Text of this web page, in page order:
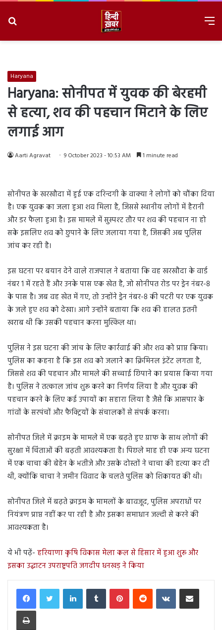
Haryana
Haryana: सोनीपत में युवक की बेरहमी
से हत्या, शव की पहचान मिटाने के लिए
लगाई आग
Aarti Agravat 9 October 2023 - 10:53 AM 1 minute read
सोनीपत के खरखौदा में हुई एक दरिन्दगी के वाक्या ने लोगों को चौंका दिया
है। एक युवक का जला हुआ शव मिला है, जिससे स्थानीय लोगों में हैरानी
और डर फैला हुआ है। इस मामले में सुस्पश्ट तौर पर शव की पहचान ना हो
सके इसलिए शव को छुपाने के लिए जलाया गया है, जिसकी अब पुलिस
जांच कर रही है।
इस घटना पर बयान देने वाले राजपाल ने बताया कि वह खरखौदा के वार्ड
नंबर 1 में रहते हैं और उनके पास एक खेत है, जो सोनीपत रोड पर ड्रेन नंबर-8
के पास है। जब वह खेत में गए, तो उन्होंने ड्रेन नंबर-8 की पटरी पर एक युवक
के जले हुए शव को देखा। आगे उन्होंने बताया कि शव की हालत इतनी
खराब थी कि उसकी पहचान करना मुश्किल था।
पुलिस ने इस घटना की जांच के लिए कार्रवाई की और शव को प्राप्त किया।
पुलिस का कहना है कि इस शव को जलाने का क्रिमिनल इंटेंट लगता है,
जिससे शव की पहचान और मामले की सच्चाई छिपाने का प्रयास किया गया
है। पुलिस ने तत्काल जांच शुरू करने का निर्णय लिया है और युवक की
पहचान करने के लिए कई उपायों का सहारा लिया है जैसे कि आसपार के
गांवों के सरपंचों और फैक्ट्रियों के संचालकों से संपर्क करना।
सोनीपत जिले में क्राइम के मामले में एक बढ़ते हुए ग्राफ के साथ लोगों की
सुरक्षा में चिंताओं की बढ़ती आवश्यकता है। पिछले माह ही एक अन्य घटना
में एक चाचा की बेहेन के भतीजे और उसके दोस्तों ने चाचा की हत्या कर दी
थी, क्योंकि चाचा ने जमीन विवाद के चलते पुलिस को शिकायत की थी।
सोनीपत जिले में बढ़ते क्राइम के मामलों के बावजूद, पुलिस अपराधों पर
नियंत्रण प्राप्त नहीं कर पा रही है और इसका समाधान जल्दी से करने की
आवश्यकता है।
ये भी पढ़ें- हरियाणा कृषि विकास मेला कल से हिसार में हुआ शुरू और
इसका उद्घाटन उपराष्ट्रपति जगदीप धनखड़ ने किया
LinkedInTumblr PinterestReddit VKontakteShare via Email
Print